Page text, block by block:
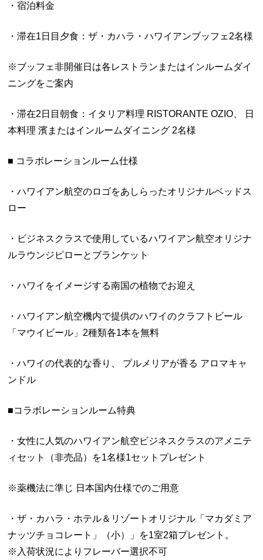
・宿泊料金
・滞在1日目夕食：ザ・カハラ・ハワイアンブッフェ2名様
※ブッフェ非開催日は各レストランまたはインルームダイ
ニングをご案内
・滞在2日目朝食：イタリア料理 RISTORANTE OZIO、 日
本料理 濱またはインルームダイニング 2名様
■ コラボレーションルーム仕様
・ハワイアン航空のロゴをあしらったオリジナルベッドス
ロー
・ビジネスクラスで使用しているハワイアン航空オリジナ
ルラウンジピローとブランケット
・ハワイをイメージする南国の植物でお迎え
・ハワイアン航空機内で提供のハワイのクラフトビール
「マウイビール」2種類各1本を無料
・ハワイの代表的な香り、 プルメリアが香る アロマキャ
ンドル
■コラボレーションルーム特典
・女性に人気のハワイアン航空ビジネスクラスのアメニテ
ィセット（非売品）を1名様1セットプレゼント
※薬機法に準じ 日本国内仕様でのご用意
・ザ・カハラ・ホテル＆リゾートオリジナル「マカダミア
ナッツチョコレート」（小）」を1室2箱プレゼント。
※入荷状況によりフレーバー選択不可